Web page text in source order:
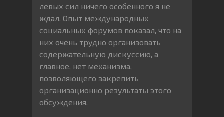
левых сил ничего особенного я не
ждал. Опыт международных
социальных форумов показал, что на
них очень трудно организовать
содержательную дискуссию, а
главное, нет механизма,
позволяющего закрепить
организационно результаты этого
обсуждения.